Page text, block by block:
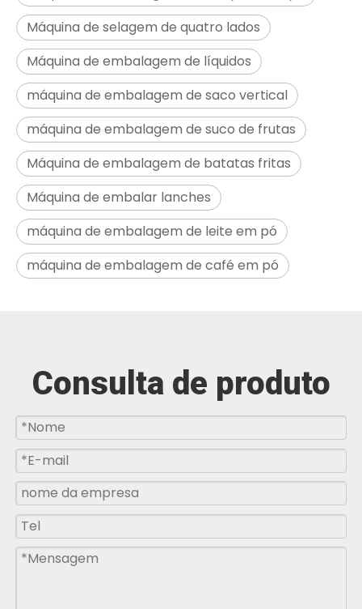
Máquina de selagem de quatro lados
Máquina de embalagem de líquidos
máquina de embalagem de saco vertical
máquina de embalagem de suco de frutas
Máquina de embalagem de batatas fritas
Máquina de embalar lanches
máquina de embalagem de leite em pó
máquina de embalagem de café em pó
Consulta de produto